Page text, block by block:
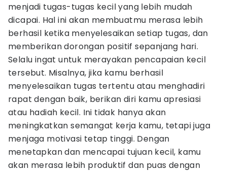
menjadi tugas-tugas kecil yang lebih mudah
dicapai. Hal ini akan membuatmu merasa lebih
berhasil ketika menyelesaikan setiap tugas, dan
memberikan dorongan positif sepanjang hari.
Selalu ingat untuk merayakan pencapaian kecil
tersebut. Misalnya, jika kamu berhasil
menyelesaikan tugas tertentu atau menghadiri
rapat dengan baik, berikan diri kamu apresiasi
atau hadiah kecil. Ini tidak hanya akan
meningkatkan semangat kerja kamu, tetapi juga
menjaga motivasi tetap tinggi. Dengan
menetapkan dan mencapai tujuan kecil, kamu
akan merasa lebih produktif dan puas dengan